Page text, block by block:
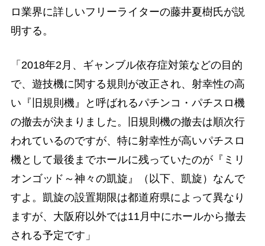
ロ業界に詳しいフリーライターの藤井夏樹氏が説
明する。
「2018年2月、ギャンブル依存症対策などの目的
で、遊技機に関する規則が改正され、射幸性の高
い『旧規則機』と呼ばれるパチンコ・パチスロ機
の撤去が決まりました。旧規則機の撤去は順次行
われているのですが、特に射幸性が高いパチスロ
機として最後までホールに残っていたのが『ミリ
オンゴッド～神々の凱旋』（以下、凱旋）なんで
すよ。凱旋の設置期限は都道府県によって異なり
ますが、大阪府以外では11月中にホールから撤去
される予定です」